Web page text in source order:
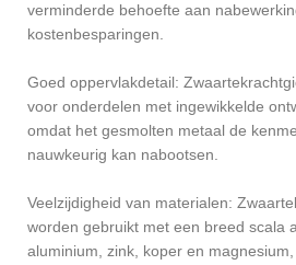
verminderde behoefte aan
kostenbesparingen.
Goed oppervlakdetail:
voor onderdelen met ingewikkelde
omdat het gesmolten metaal de
nauwkeurig kan nabootsen.
Veelzijdigheid van materialen:
worden gebruikt met een breed scala
aluminium, zink, koper en